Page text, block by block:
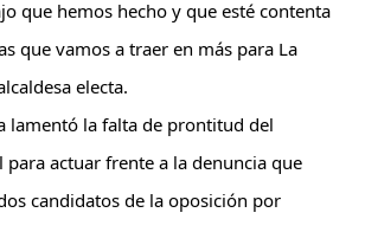
que hemos hecho y que esté contenta
que vamos a traer en más para La
electa.
lamentó la falta de prontitud del
para actuar frente a la denuncia que
candidatos de la oposición por